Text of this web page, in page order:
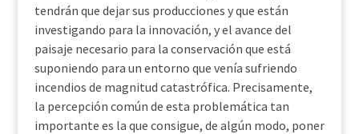
tendrán que dejar sus producciones y que están
investigando para la innovación, y el avance del
paisaje necesario para la conservación que está
suponiendo para un entorno que venía sufriendo
incendios de magnitud catastrófica. Precisamente,
la percepción común de esta problemática tan
importante es la que consigue, de algún modo, poner